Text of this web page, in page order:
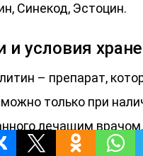
Синекод, Эстоцин.
и условия
– препарат,
только при
лечащим врачом.